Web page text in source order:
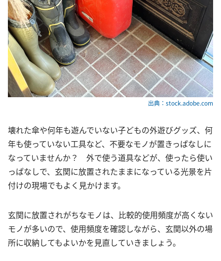
出典：stock.adobe.com
壊れた傘や何年も遊んでいない子どもの外遊びグッズ、何
年も使っていない工具など、不要なモノが置きっぱなしに
なっていませんか？ 外で使う道具などが、使ったら使い
っぱなしで、玄関に放置されたままになっている光景を片
付けの現場でもよく見かけます。
玄関に放置されがちなモノは、比較的使用頻度が高くない
モノが多いので、使用頻度を確認しながら、玄関以外の場
所に収納してもよいかを見直していきましょう。